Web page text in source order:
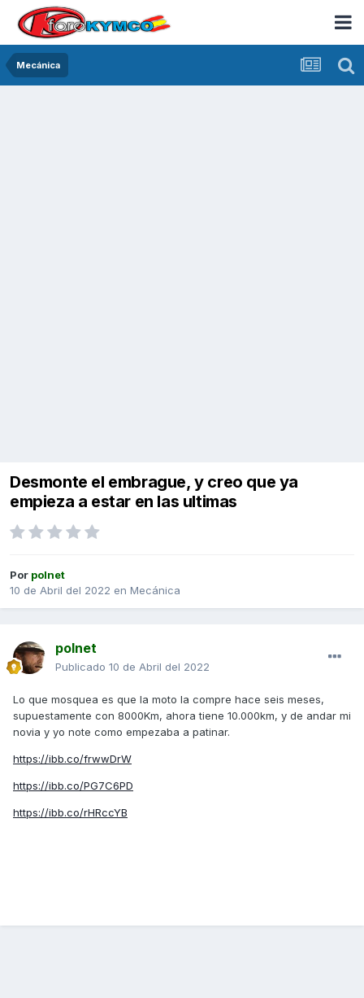
Mecánica
Desmonte el embrague, y creo que ya
empieza a estar en las ultimas
Por polnet
10 de Abril del 2022 en Mecánica
polnet
Publicado 10 de Abril del 2022
Lo que mosquea es que la moto la compre hace seis meses,
supuestamente con 8000Km, ahora tiene 10.000km, y de andar mi
novia y yo note como empezaba a patinar.
https://ibb.co/frwwDrW
https://ibb.co/PG7C6PD
https://ibb.co/rHRccYB